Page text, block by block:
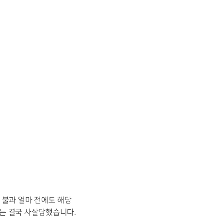
불과 얼마 전에도 해당
결국 사살당했습니다.